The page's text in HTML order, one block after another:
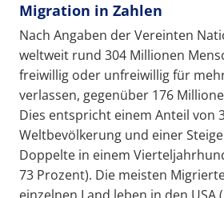
Migration in Zahlen
Nach Angaben der Vereinten
weltweit rund 304 Millionen
freiwillig oder unfreiwillig für
verlassen, gegenüber 176
Dies entspricht einem Anteil von
Weltbevölkerung und einer
Doppelte in einem
73 Prozent). Die meisten